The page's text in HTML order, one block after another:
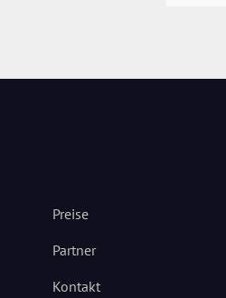
Preise
Partner
Kontakt